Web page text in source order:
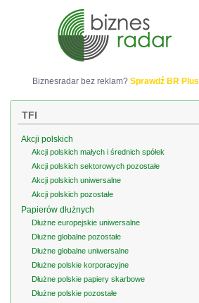
Biznesradar bez reklam? Sprawdź BR Plus
TFI
Akcji polskich
Akcji polskich małych i średnich spółek
Akcji polskich sektorowych pozostałe
Akcji polskich uniwersalne
Akcji polskich pozostałe
Papierów dłużnych
Dłużne europejskie uniwersalne
Dłużne globalne pozostałe
Dłużne globalne uniwersalne
Dłużne polskie korporacyjne
Dłużne polskie papiery skarbowe
Dłużne polskie pozostałe